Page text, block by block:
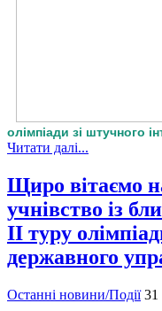
олімпіади зі штучного
Читати далі...
Щиро вітаємо
учнівство із
ІІ туру
державного
Останні новини/Події 31